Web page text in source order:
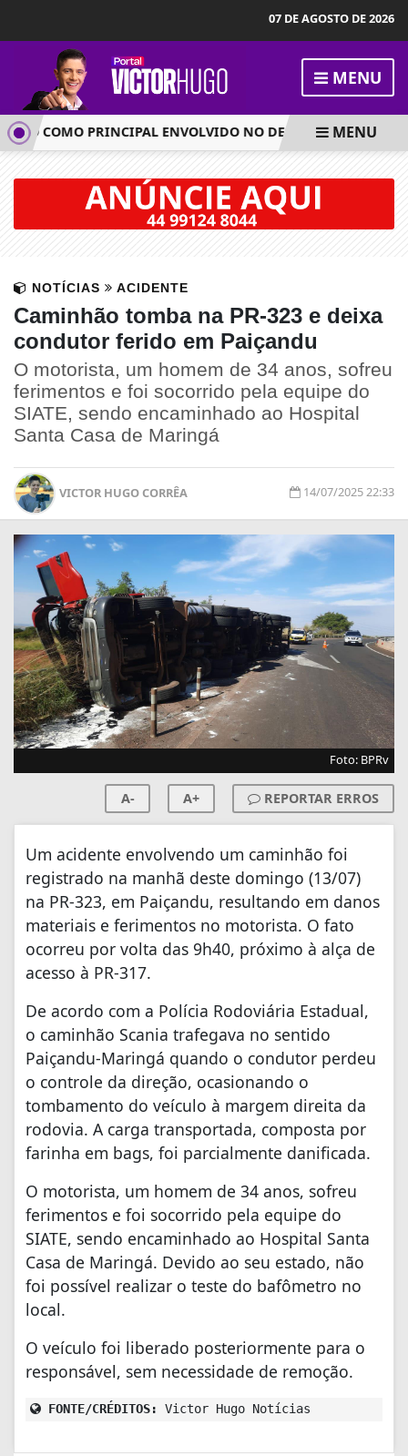
07 DE AGOSTO DE 2026
MENU
COMO PRINCIPAL ENVOLVIDO NO DESAPARECIMENTO E
MENU
NOTÍCIAS ACIDENTE
Caminhão tomba na PR-323 e deixa
condutor ferido em Paiçandu
O motorista, um homem de 34 anos, sofreu
ferimentos e foi socorrido pela equipe do
SIATE, sendo encaminhado ao Hospital
Santa Casa de Maringá
VICTOR HUGO CORRÊA 14/07/2025 22:33
Foto: BPRv
A- A+ REPORTAR ERROS
Um acidente envolvendo um caminhão foi
registrado na manhã deste domingo (13/07)
na PR-323, em Paiçandu, resultando em danos
materiais e ferimentos no motorista. O fato
ocorreu por volta das 9h40, próximo à alça de
acesso à PR-317.
De acordo com a Polícia Rodoviária Estadual,
o caminhão Scania trafegava no sentido
Paiçandu-Maringá quando o condutor perdeu
o controle da direção, ocasionando o
tombamento do veículo à margem direita da
rodovia. A carga transportada, composta por
farinha em bags, foi parcialmente danificada.
O motorista, um homem de 34 anos, sofreu
ferimentos e foi socorrido pela equipe do
SIATE, sendo encaminhado ao Hospital Santa
Casa de Maringá. Devido ao seu estado, não
foi possível realizar o teste do bafômetro no
local.
O veículo foi liberado posteriormente para o
responsável, sem necessidade de remoção.
FONTE/CRÉDITOS: Victor Hugo Notícias